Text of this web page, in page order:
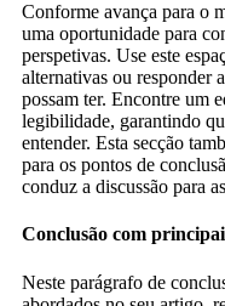
Conforme avança para o
uma oportunidade para
perspetivas. Use este
alternativas ou responder
possam ter. Encontre um
legibilidade, garantindo
entender. Esta secção
para os pontos de
conduz a discussão para
Conclusão com
Neste parágrafo de